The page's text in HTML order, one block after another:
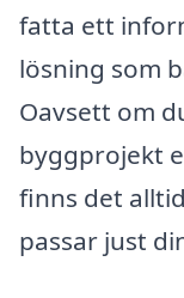
fatta ett
lösning som
Oavsett om
byggprojekt
finns det
passar just